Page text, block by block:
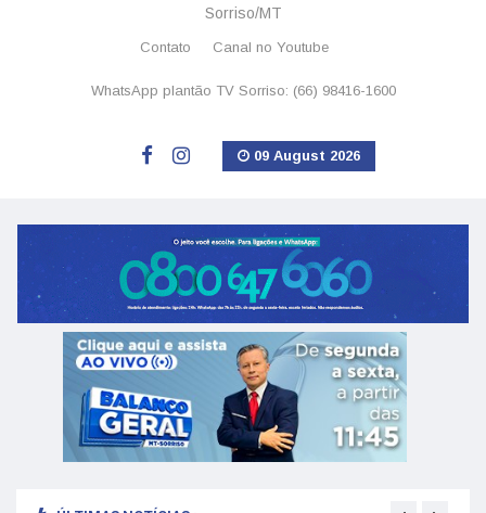
Sorriso/MT
Contato Canal no Youtube
WhatsApp plantão TV Sorriso: (66) 98416-1600
09 August 2026